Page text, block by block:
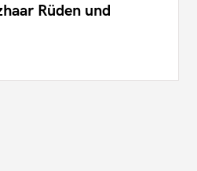
Rüden und